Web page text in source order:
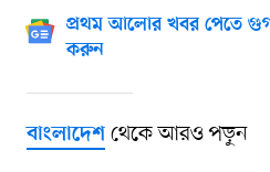
প্রথম আলোর খবর পেতে
করুন
বাংলাদেশথেকে আরও পড়ুন